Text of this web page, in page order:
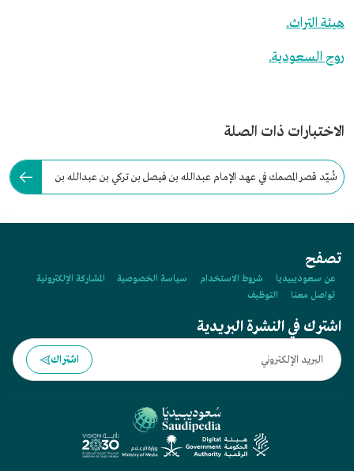
هيئة التراث.
روح السعودية.
الاختبارات ذات الصلة
شُيّد قصر المصمك في عهد الإمام عبدالله بن فيصل بن تركي بن عبدالله بن
تصفح
عن سعوديبيديا شروط الاستخدام سياسة الخصوصية
المشاركة الإلكترونية
تواصل معنا
التوظيف
اشترك في النشرة البريدية
اشتراك